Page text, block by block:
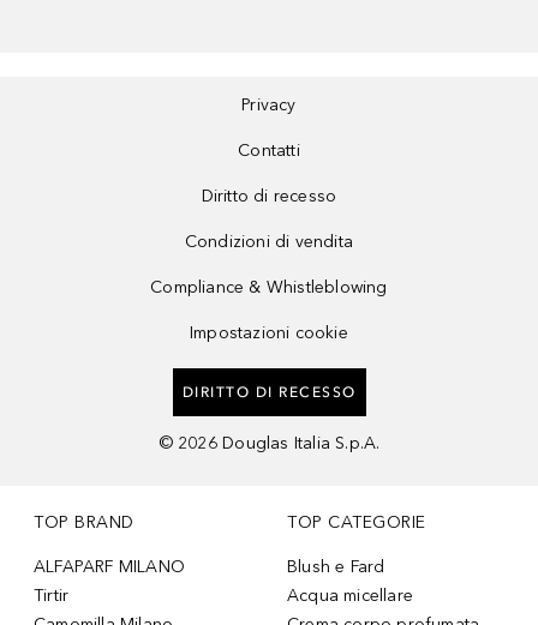
Privacy
Contatti
Diritto di recesso
Condizioni di vendita
Compliance & Whistleblowing
Impostazioni cookie
DIRITTO DI RECESSO
© 2026 Douglas Italia S.p.A.
TOP BRAND
ALFAPARF MILANO
Tirtir
TOP CATEGORIE
Blush e Fard
Acqua micellare